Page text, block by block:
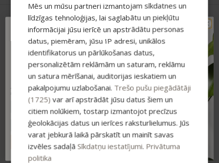
Vismaņi k-5, G korpuss, Mārupes novads, LV-2167
+371 20626606
ecommerce@bio2you.eu
Mēs un mūsu partneri izmantojam sīkdatnes un
līdzīgas tehnoloģijas, lai saglabātu un piekļūtu
informācijai jūsu ierīcē un apstrādātu personas
datus, piemēram, jūsu IP adresi, unikālos
identifikatorus un pārlūkošanas datus,
personalizētām reklāmām un saturam, reklāmu
un satura mērīšanai, auditorijas ieskatiem un
pakalpojumu uzlabošanai. Trešo pušu piegādātāji
(1725) var arī apstrādāt jūsu datus šiem un
citiem nolūkiem, tostarp izmantojot precīzus
ģeolokācijas datus un ierīces raksturlielumus. Jūs
varat jebkurā laikā pārskatīt un mainīt savas
izvēles sadaļā Sīkdatņu iestatījumi. Privātuma
politika
TAVAM PIRMAJAM
PIRKUMAM PAPILDUS
-15% ATLAIDE!
Pieraksties jaunumiem un saņem īpašu
atlaidi savam pirmajam pasūtījumam.
Atlaide summējas ar esošajiem piedāvājumiem
pirkumiem virs 25 €
ABONĒT